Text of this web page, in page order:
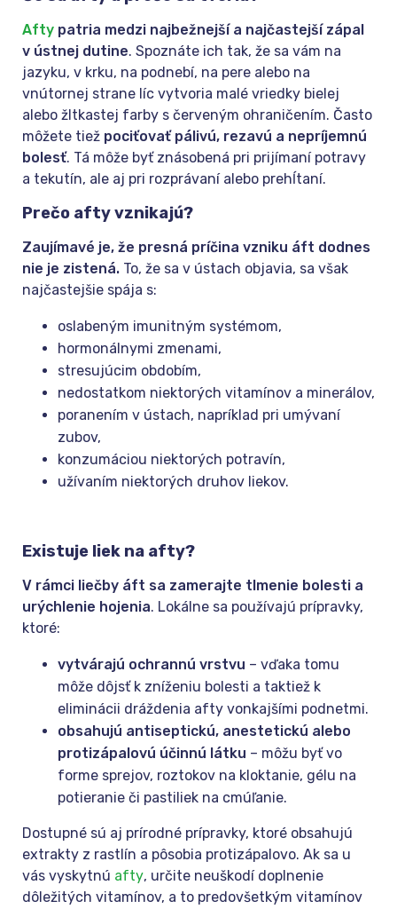
Afty patria medzi najbežnejší a najčastejší zápal
v ústnej dutine. Spoznáte ich tak, že sa vám na
jazyku, v krku, na podnebí, na pere alebo na
vnútornej strane líc vytvoria malé vriedky bielej
alebo žltkastej farby s červeným ohraničením. Často
môžete tiež pociťovať pálivú, rezavú a nepríjemnú
bolesť. Tá môže byť znásobená pri prijímaní potravy
a tekutín, ale aj pri rozprávaní alebo prehĺtaní.
Prečo afty vznikajú?
Zaujímavé je, že presná príčina vzniku áft dodnes
nie je zistená. To, že sa v ústach objavia, sa však
najčastejšie spája s:
oslabeným imunitným systémom,
hormonálnymi zmenami,
stresujúcim obdobím,
nedostatkom niektorých vitamínov a minerálov,
poranením v ústach, napríklad pri umývaní
zubov,
konzumáciou niektorých potravín,
užívaním niektorých druhov liekov.
Existuje liek na afty?
V rámci liečby áft sa zamerajte tlmenie bolesti a
urýchlenie hojenia. Lokálne sa používajú prípravky,
ktoré:
vytvárajú ochrannú vrstvu – vďaka tomu
môže dôjsť k zníženiu bolesti a taktiež k
eliminácii dráždenia afty vonkajšími podnetmi.
obsahujú antiseptickú, anestetickú alebo
protizápalovú účinnú látku – môžu byť vo
forme sprejov, roztokov na kloktanie, gélu na
potieranie či pastiliek na cmúľanie.
Dostupné sú aj prírodné prípravky, ktoré obsahujú
extrakty z rastlín a pôsobia protizápalovo. Ak sa u
vás vyskytnú afty, určite neuškodí doplnenie
dôležitých vitamínov, a to predovšetkým vitamínov